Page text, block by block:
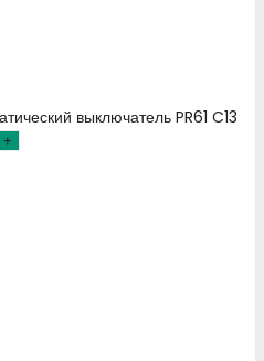
выключатель PR61 C13